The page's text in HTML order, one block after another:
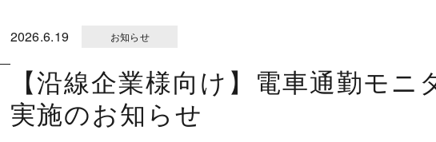
2026.6.19 お知らせ
【沿線企業様向け】電車通勤モ
実施のお知らせ